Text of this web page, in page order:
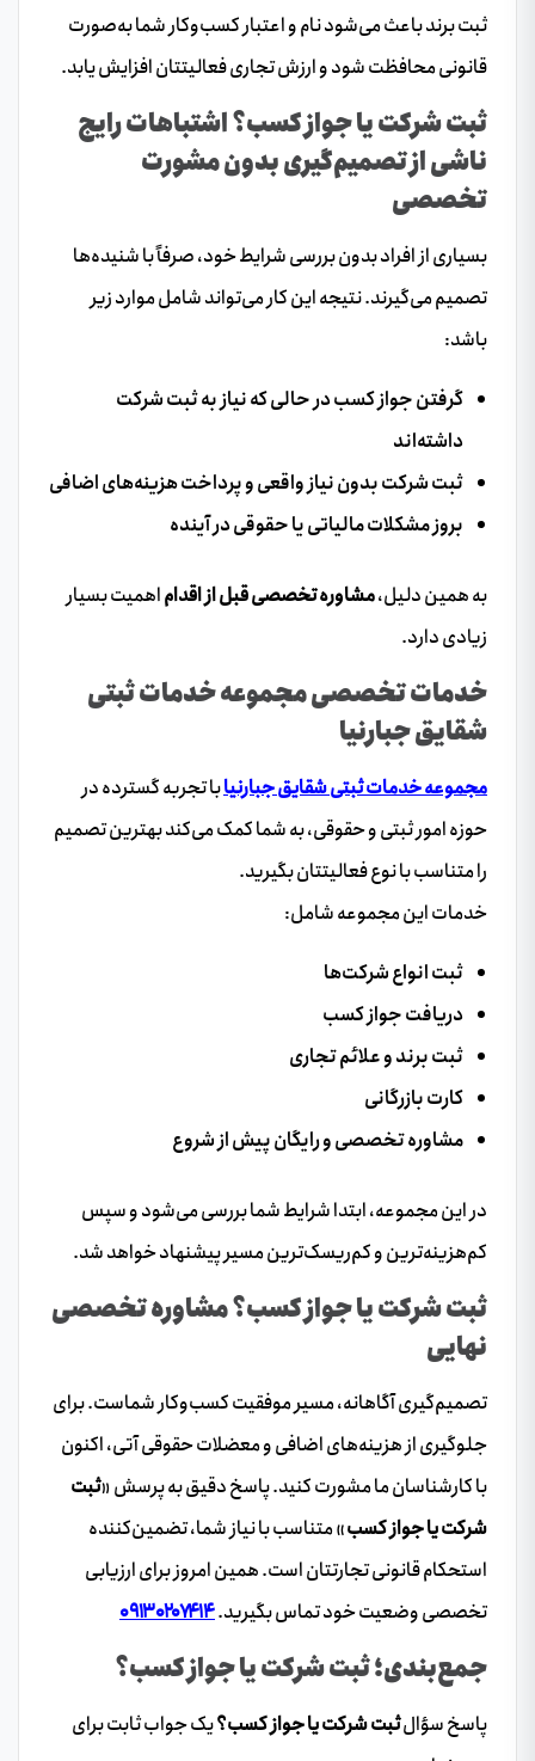
ثبت برند باعث می‌شود نام و اعتبار کسب‌وکار شما به‌صورت
قانونی محافظت شود و ارزش تجاری فعالیتتان افزایش یابد.
ثبت شرکت یا جواز کسب؟ اشتباهات رایج
ناشی از تصمیم‌گیری بدون مشورت
تخصصی
بسیاری از افراد بدون بررسی شرایط خود، صرفاً با شنیده‌ها
تصمیم می‌گیرند. نتیجه این کار می‌تواند شامل موارد زیر
باشد:
گرفتن جواز کسب در حالی که نیاز به ثبت شرکت
داشته‌اند
ثبت شرکت بدون نیاز واقعی و پرداخت هزینه‌های اضافی
بروز مشکلات مالیاتی یا حقوقی در آینده
به همین دلیل،مشاوره تخصصی قبل از اقداماهمیت بسیار
زیادی دارد.
خدمات تخصصی مجموعه خدمات ثبتی
شقایق جبارنیا
مجموعه خدمات ثبتی شقایق جبارنیابا تجربه گسترده در
حوزه امور ثبتی و حقوقی، به شما کمک می‌کند بهترین تصمیم
را متناسب با نوع فعالیتتان بگیرید.
خدمات این مجموعه شامل:
ثبت انواع شرکت‌ها
دریافت جواز کسب
ثبت برند و علائم تجاری
کارت بازرگانی
مشاوره تخصصی و رایگان پیش از شروع
در این مجموعه، ابتدا شرایط شما بررسی می‌شود و سپس
کم‌هزینه‌ترین و کم‌ریسک‌ترین مسیر پیشنهاد خواهد شد.
ثبت شرکت یا جواز کسب؟ مشاوره تخصصی
نهایی
تصمیم‌گیری آگاهانه، مسیر موفقیت کسب‌وکار شماست. برای
جلوگیری از هزینه‌های اضافی و معضلات حقوقی آتی، اکنون
با کارشناسان ما مشورت کنید. پاسخ دقیق به پرسش «ثبت
شرکت یا جواز کسب» متناسب با نیاز شما، تضمین‌کننده
استحکام قانونی تجارتتان است. همین امروز برای ارزیابی
تخصصی وضعیت خود تماس بگیرید.۰۹۱۳۰۲۰۷۴۱۴
جمع‌بندی؛ ثبت شرکت یا جواز کسب؟
پاسخ سؤالثبت شرکت یا جواز کسب؟یک جواب ثابت برای